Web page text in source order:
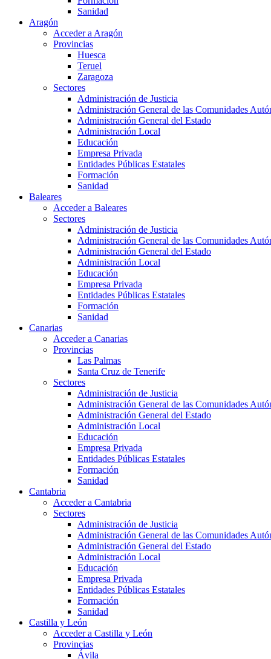
Sanidad
Aragón
Acceder a Aragón
Provincias
Huesca
Teruel
Zaragoza
Sectores
Administración de Justicia
Administración General de las Comunidades
Administración General del Estado
Administración Local
Educación
Empresa Privada
Entidades Públicas Estatales
Formación
Sanidad
Baleares
Acceder a Baleares
Sectores
Administración de Justicia
Administración General de las Comunidades
Administración General del Estado
Administración Local
Educación
Empresa Privada
Entidades Públicas Estatales
Formación
Sanidad
Canarias
Acceder a Canarias
Provincias
Las Palmas
Santa Cruz de Tenerife
Sectores
Administración de Justicia
Administración General de las Comunidades
Administración General del Estado
Administración Local
Educación
Empresa Privada
Entidades Públicas Estatales
Formación
Sanidad
Cantabria
Acceder a Cantabria
Sectores
Administración de Justicia
Administración General de las Comunidades
Administración General del Estado
Administración Local
Educación
Empresa Privada
Entidades Públicas Estatales
Formación
Sanidad
Castilla y León
Acceder a Castilla y León
Provincias
Ávila